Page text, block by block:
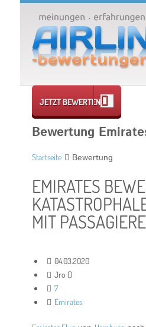
JETZT BEWERTEN
Bewertung
Startseite Bewertung
EMIRATES
MIT
04.03.2020
Jro ()
7
Emirates